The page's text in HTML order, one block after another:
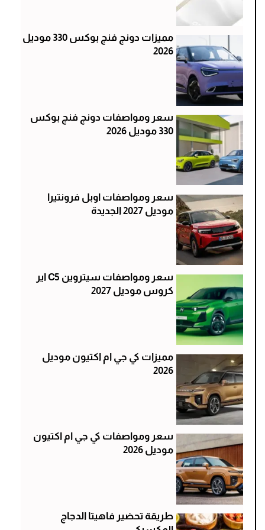
مميزات دونج فنج بوكس 330 موديل
2026
سعر ومواصفات دونج فنج بوكس
330 موديل 2026
سعر ومواصفات اوبل فرونتيرا
موديل 2027 الجديدة
سعر ومواصفات سيتروين C5 اير
كروس موديل 2027
مميزات كي جي ام اكتيون موديل
2026
سعر ومواصفات كي جي ام اكتيون
موديل 2026
طريقة تحضير فاهيتا الدجاج